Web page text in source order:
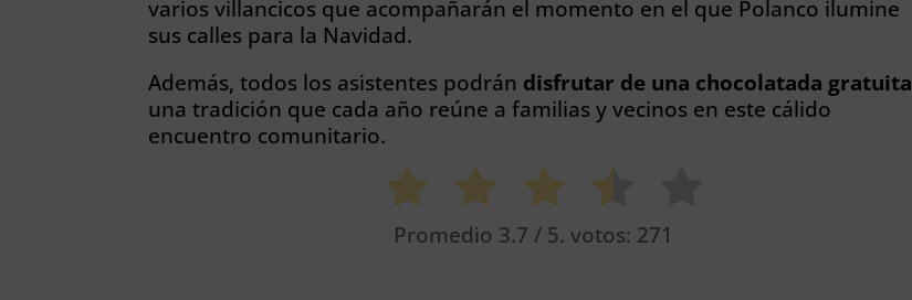
varios villancicos que acompañarán el momento en el que Polanco ilumine
sus calles para la Navidad.
Además, todos los asistentes podrán disfrutar de una chocolatada gratuita
una tradición que cada año reúne a familias y vecinos en este cálido
encuentro comunitario.
Promedio 3.7 / 5. votos: 271